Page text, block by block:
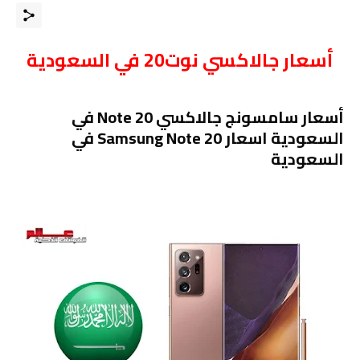
أسعار جالاكسي نوت20 في السعودية
أسعار سامسونج جالاكسي Note 20 في
السعودية اسعار Samsung Note 20 في
السعودية